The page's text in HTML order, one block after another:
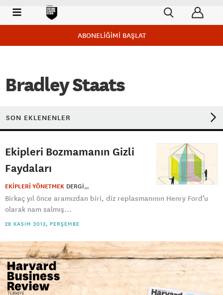
ABONELİĞİMİ BAŞLAT
Bradley Staats
SON EKLENENLER
Ekipleri Bozmamanın Gizli
Faydaları
EKİPLERİ YÖNETMEK DERGI
Birkaç yıl önce aramızdan biri, diz replasmanının Henry Ford’u
olarak nam salmış...
28 KASIM 2013, PERŞEMBE